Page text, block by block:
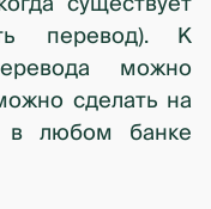
перевод). К
можно
сделать на
в любом банке